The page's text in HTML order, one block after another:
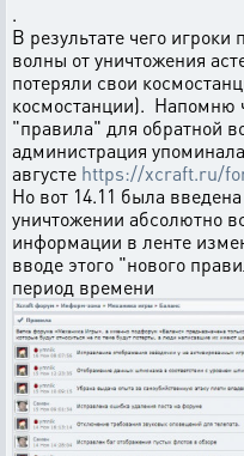
.
В результате чего
волны от уничтожения
потеряли свои
космостанции). Напомню
"правила" для обратной
администрация
августе https://xcraft.ru/
Но вот 14.11 была
уничтожении абсолютно
информации в ленте
вводе этого "нового
период времени